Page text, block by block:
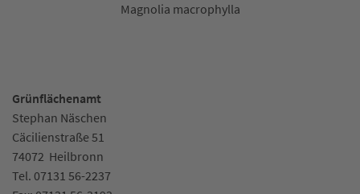
Magnolia macrophylla
Grünflächenamt
Stephan Näschen
Cäcilienstraße 51
74072 Heilbronn
Tel. 07131 56-2237